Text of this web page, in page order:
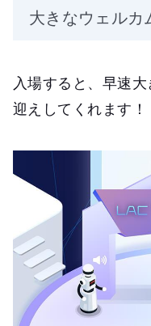
大きなウェルカ
入場すると、早速
迎えしてくれます！